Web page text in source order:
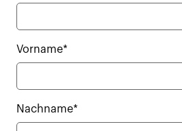
Vorname*
Nachname*